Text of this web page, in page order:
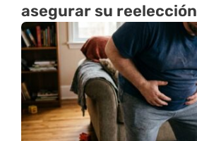
asegurar su reelección